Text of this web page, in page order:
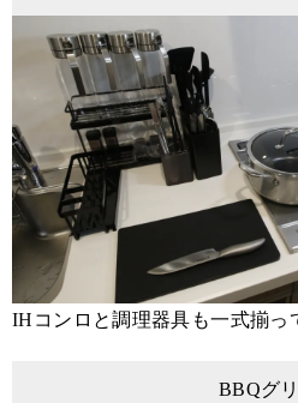
IHコンロと調理器具も一式揃っ
BBQグ